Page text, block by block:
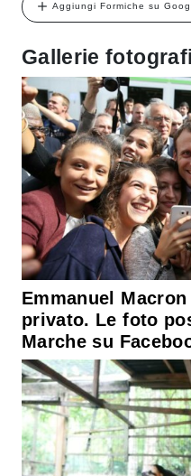
Aggiungi Formiche su
Gallerie
Emmanuel
privato. Le foto
Marche su